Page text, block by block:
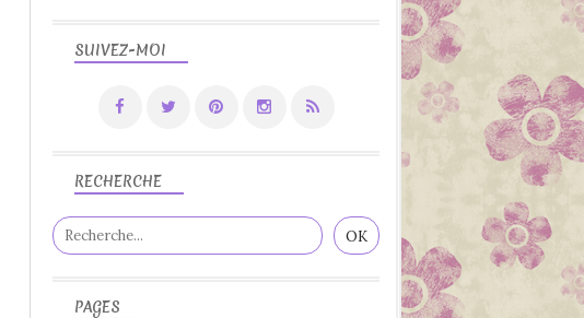
SUIVEZ-MOI
RECHERCHE
PAGES